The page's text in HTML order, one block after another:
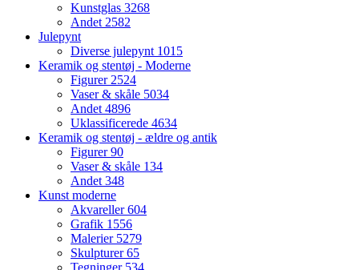
Kunstglas 3268
Andet 2582
Julepynt
Diverse julepynt 1015
Keramik og stentøj - Moderne
Figurer 2524
Vaser & skåle 5034
Andet 4896
Uklassificerede 4634
Keramik og stentøj - ældre og antik
Figurer90
Vaser & skåle 134
Andet 348
Kunst moderne
Akvareller604
Grafik 1556
Malerier 5279
Skulpturer65